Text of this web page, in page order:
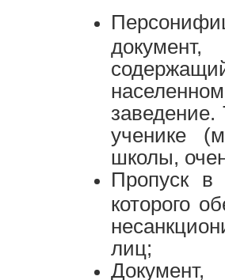
ученике
школы,
Пропуск в
которого
лиц;